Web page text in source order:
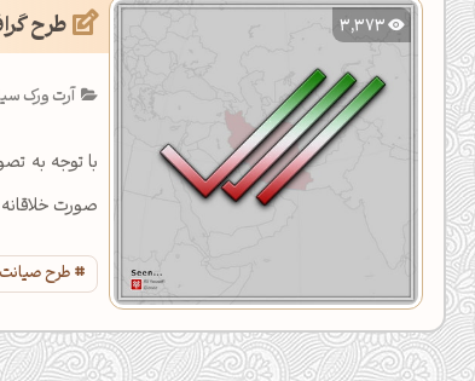
3,373 طرح
آرت ورک
با توجه به
صورت
طرح